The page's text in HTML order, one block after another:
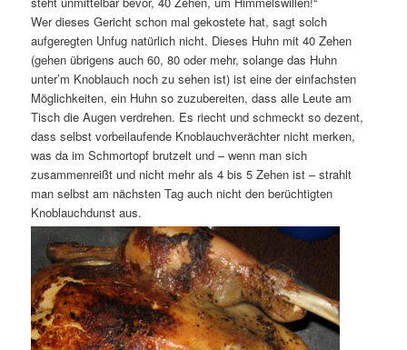
Wer dieses Gericht schon mal gekostete hat, sagt solch
aufgeregten Unfug natürlich nicht. Dieses Huhn mit 40 Zehen
(gehen übrigens auch 60, 80 oder mehr, solange das Huhn
unter’m Knoblauch noch zu sehen ist) ist eine der einfachsten
Möglichkeiten, ein Huhn so zuzubereiten, dass alle Leute am
Tisch die Augen verdrehen. Es riecht und schmeckt so dezent,
dass selbst vorbeilaufende Knoblauchverächter nicht merken,
was da im Schmortopf brutzelt und – wenn man sich
zusammenreißt und nicht mehr als 4 bis 5 Zehen ist – strahlt
man selbst am nächsten Tag auch nicht den berüchtigten
Knoblauchdunst aus.